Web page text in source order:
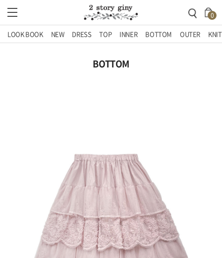
0
LOOK BOOK NEW DRESS TOP INNER BOTTOM OUTER KNIT
BOTTOM